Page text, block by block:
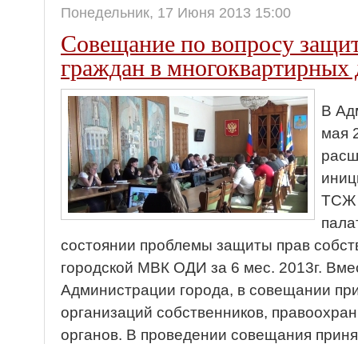
Понедельник, 17 Июня 2013 15:00
Совещание по вопросу
граждан в многоквартирных
В
мая
ТСЖ
состоянии проблемы защиты прав
городской МВК ОДИ за 6 мес. 2013г.
Администрации города, в совещании
организаций собственников,
органов. В проведении совещания